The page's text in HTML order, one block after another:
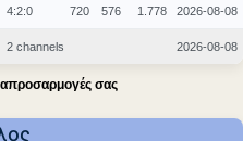
4:2:0 720 576 1.778 2026-08-08
2 channels 2026-08-08
σας